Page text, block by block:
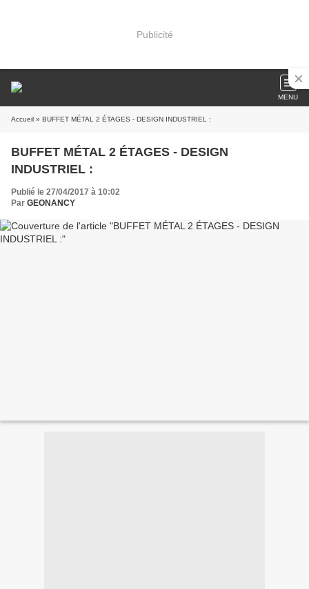
Publicité
MENU
Accueil » BUFFET MÉTAL 2 ÉTAGES - DESIGN INDUSTRIEL :
BUFFET MÉTAL 2 ÉTAGES - DESIGN
INDUSTRIEL :
Publié le 27/04/2017 à 10:02
Par GEONANCY